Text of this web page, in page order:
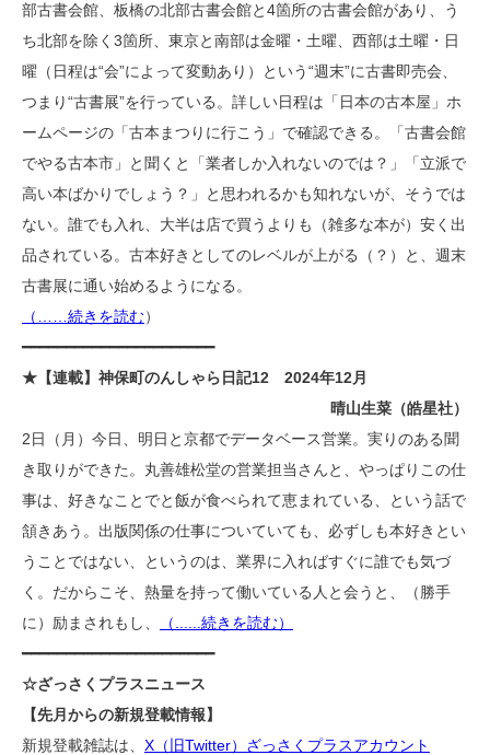
部古書会館、板橋の北部古書会館と4箇所の古書会館があり、う
ち北部を除く3箇所、東京と南部は金曜・土曜、西部は土曜・日
曜（日程は“会”によって変動あり）という“週末”に古書即売会、
つまり“古書展”を行っている。詳しい日程は「日本の古本屋」ホ
ームページの「古本まつりに行こう」で確認できる。「古書会館
でやる古本市」と聞くと「業者しか入れないのでは？」「立派で
高い本ばかりでしょう？」と思われるかも知れないが、そうでは
ない。誰でも入れ、大半は店で買うよりも（雑多な本が）安く出
品されている。古本好きとしてのレベルが上がる（？）と、週末
古書展に通い始めるようになる。
（
……続きを読む）
━━━━━━━━━━━━━━━━━━━━━━
★【連載】神保町のんしゃら日記12 2024年12月
晴山生菜（皓星社）
2日（月）今日、明日と京都でデータベース営業。実りのある聞
き取りができた。丸善雄松堂の営業担当さんと、やっぱりこの仕
事は、好きなことでと飯が食べられて恵まれている、という話で
頷きあう。出版関係の仕事についていても、必ずしも本好きとい
うことではない、というのは、業界に入ればすぐに誰でも気づ
く。だからこそ、熱量を持って働いている人と会うと、（勝手
に）励まされもし、
（......続きを読む）
━━━━━━━━━━━━━━━━━━━━━━
☆ざっさくプラスニュース
【先月からの新規登載情報】
新規登載雑誌は、 X（旧Twitter）ざっさくプラスアカウント